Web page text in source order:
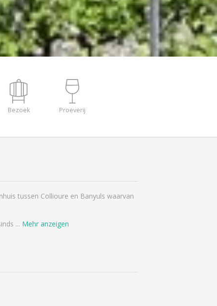
Bezoek Proeverij
tussen Collioure en Banyuls waarvan
... Mehr anzeigen